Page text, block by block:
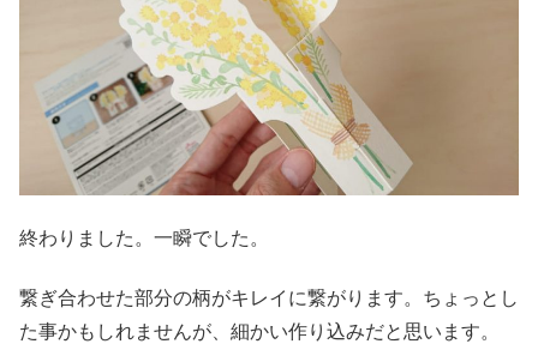
終わりました。一瞬でした。
繋ぎ合わせた部分の柄がキレイに繋がります。ちょっとし
た事かもしれませんが、細かい作り込みだと思います。